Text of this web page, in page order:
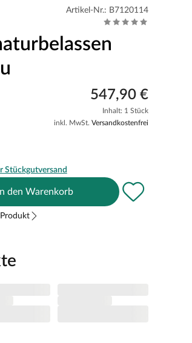
Artikel-Nr.: B7120114
547,90 €
Inhalt: 1 Stück
inkl. MwSt. Versandkostenfrei
Stückgutversand
In den Warenkorb